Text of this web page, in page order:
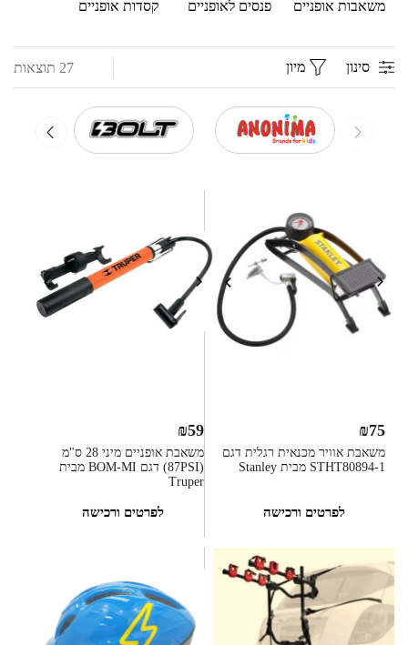
משאבות אופניים פנסים לאופניים קסדות אופניים
סינון מיון 27 תוצאות
משאבת אוויר מכנאית רגלית דגם
STHT80894-1 מבית Stanley
₪75
לפרטים ורכישה
משאבת אופניים מיני 28 ס"מ
(87PSI) דגם BOM-MI מבית
Truper
₪59
לפרטים ורכישה